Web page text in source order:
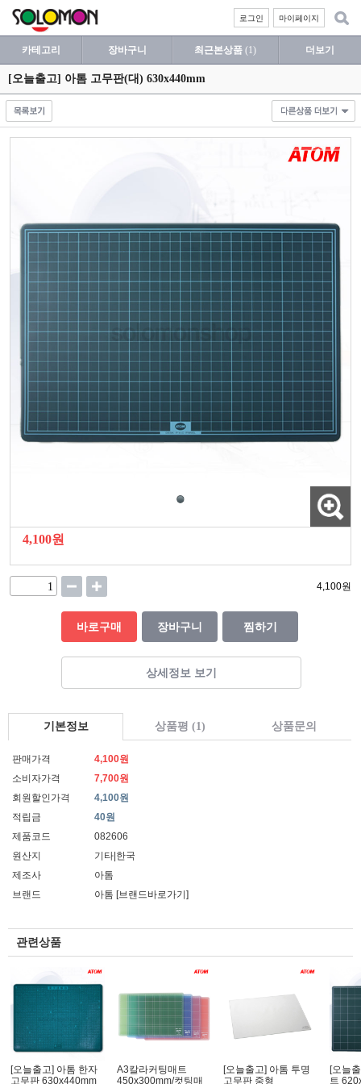
마이페이지
로그인
카테고리 장바구니 최근본상품 (1) 더보기
[오늘출고] 아톰 고무판(대) 630x440mm
4,100원
원
4,100
바로구매 장바구니 찜하기
상세정보 보기
기본정보 상품평 (1) 상품문의
판매가격
4,100원
소비자가격
7,700원
회원할인가격
4,100원
적립금
40원
제품코드
082606
원산지
기타|한국
제조사
아톰
브랜드
아톰 [브랜드바로가기]
관련상품
[오늘출고] 아톰 한자
고무판 630x440mm
A3칼라커팅매트
450x300mm/컷팅매
[오늘출고] 아톰 투명
고무판 중형
[오늘
트